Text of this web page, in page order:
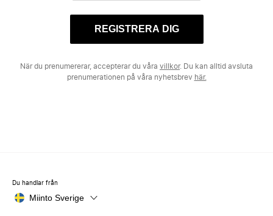
REGISTRERA DIG
När du prenumererar, accepterar du våra villkor. Du kan alltid avsluta
prenumerationen på våra nyhetsbrev här.
Du handlar från
Miinto Sverige